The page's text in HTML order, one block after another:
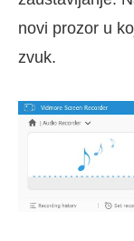
novi prozor u
zvuk.